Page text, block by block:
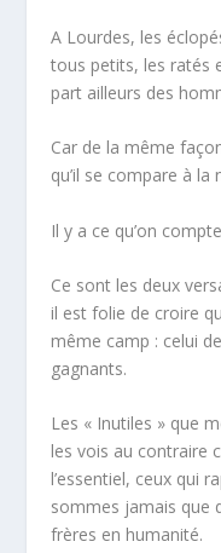
A Lourdes, les
tous petits, les ratés
part ailleurs des
Car de la même
qu’il se compare à la
Il y a ce qu’on
Ce sont les deux
il est folie de croire
même camp : celui
gagnants.
Les « Inutiles » que
les vois au contraire
l’essentiel, ceux qui
sommes jamais que
frères en humanité.